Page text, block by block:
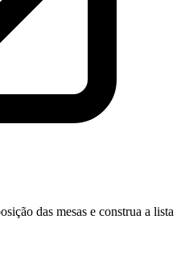
das mesas e construa a lista